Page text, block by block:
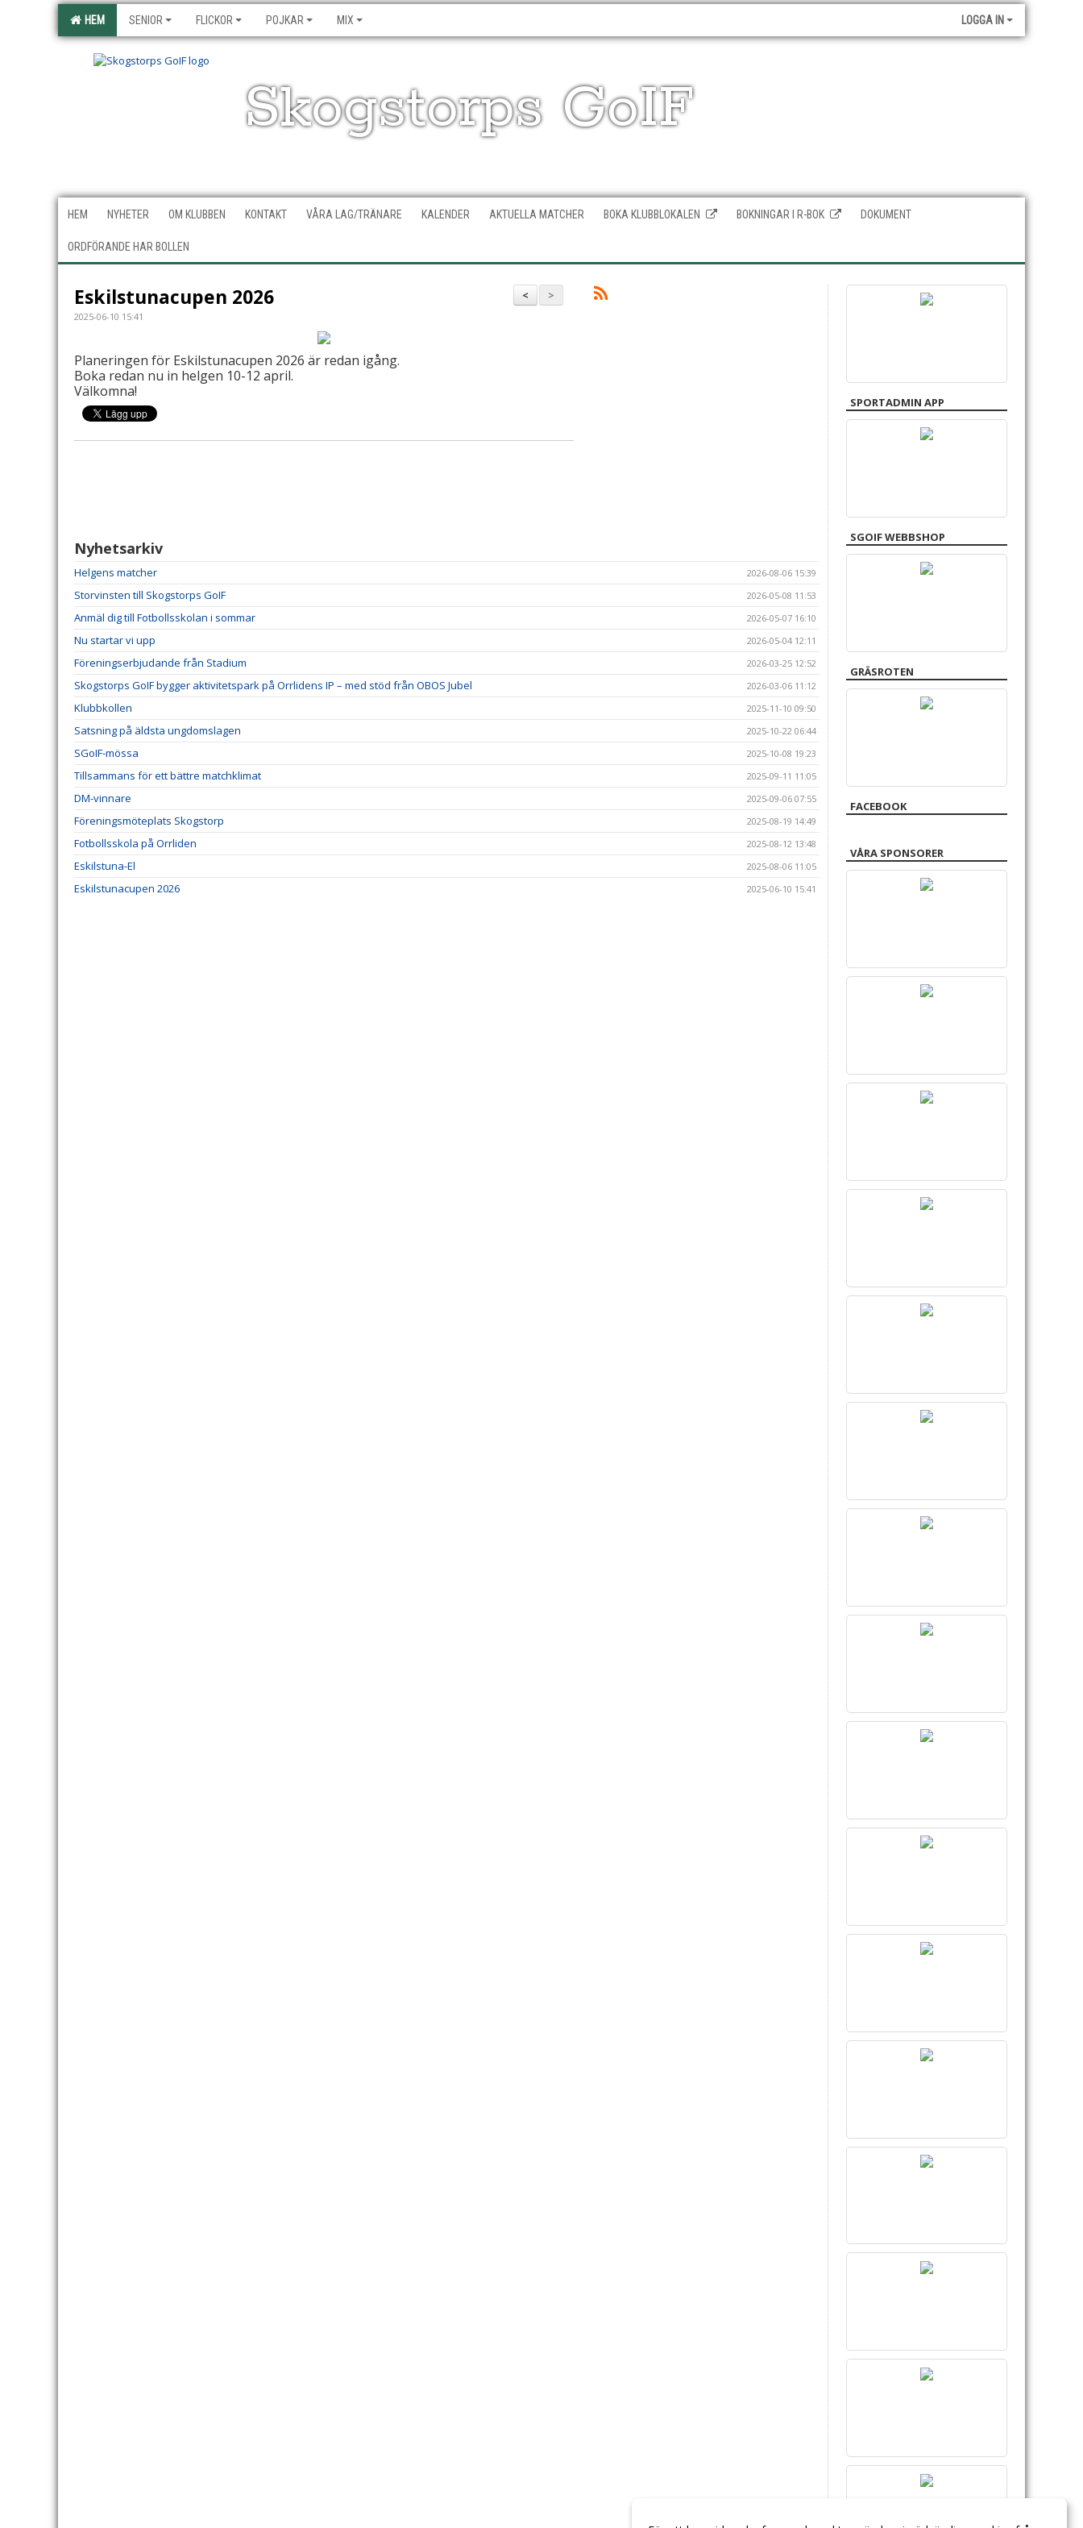
HEM SENIOR FLICKOR POJKAR MIX LOGGA IN
Skogstorps GoIF
HEM NYHETER OM KLUBBEN KONTAKT VÅRA LAG/TRÄNARE KALENDER AKTUELLA MATCHER BOKA KLUBBLOKALEN BOKNINGAR I R-BOK DOKUMENT
ORDFÖRANDE HAR BOLLEN
>
<
Eskilstunacupen 2026
2025-06-10 15:41
Planeringen för Eskilstunacupen 2026 är redan igång.
Boka redan nu in helgen 10-12 april.
Välkomna!
Nyhetsarkiv
Helgens matcher 2026-08-06 15:39
Storvinsten till Skogstorps GoIF 2026-05-08 11:53
Anmäl dig till Fotbollsskolan i sommar 2026-05-07 16:10
Nu startar vi upp 2026-05-04 12:11
Föreningserbjudande från Stadium 2026-03-25 12:52
Skogstorps GoIF bygger aktivitetspark på Orrlidens IP – med stöd från OBOS Jubel 2026-03-06 11:12
Klubbkollen 2025-11-10 09:50
Satsning på äldsta ungdomslagen 2025-10-22 06:44
SGoIF-mössa 2025-10-08 19:23
Tillsammans för ett bättre matchklimat 2025-09-11 11:05
DM-vinnare 2025-09-06 07:55
Föreningsmöteplats Skogstorp 2025-08-19 14:49
Fotbollsskola på Orrliden 2025-08-12 13:48
Eskilstuna-El 2025-08-06 11:05
Eskilstunacupen 2026 2025-06-10 15:41
SPORTADMIN APP
SGOIF WEBBSHOP
GRÄSROTEN
FACEBOOK
VÅRA SPONSORER